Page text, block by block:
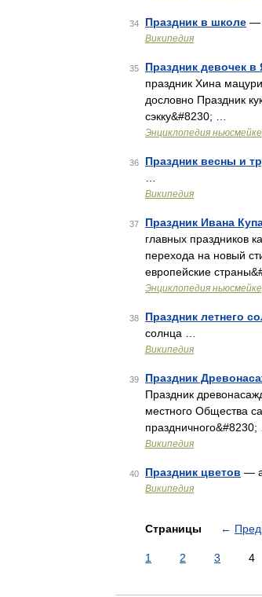
34 Праздник в школе —
Википедия
35 Праздник девочек
праздник Хина
дословно Праздник
сэкку&#8230; …
Энциклопедия
36 Праздник весны и
Википедия
37 Праздник Ивана
главных праздников
перехода на новый
европейские
Энциклопедия
38 Праздник летнего
солнца …
Википедия
39 Праздник
Праздник
местного Общества
праздничного&#8230;
Википедия
40 Праздник цветов —
Википедия
Страницы ←
1 2 3 4